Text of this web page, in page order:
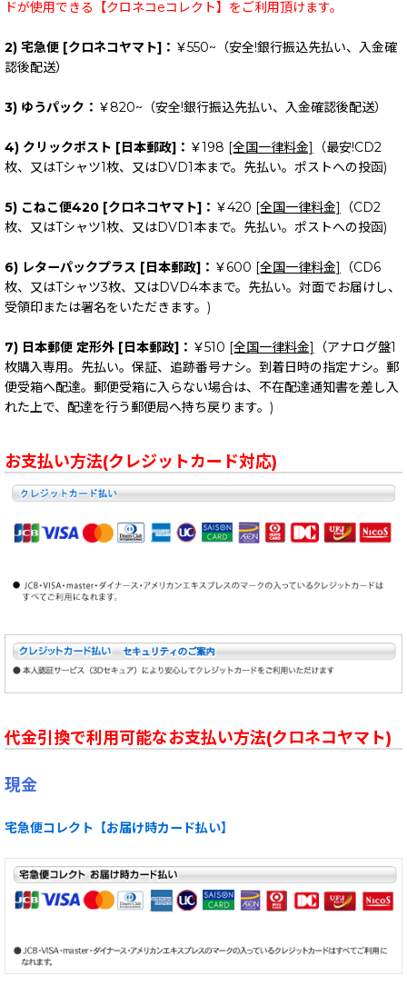
ドが使用できる【クロネコeコレクト】をご利用頂けます。
2) 宅急便 [クロネコヤマト]： ￥550~（安全!銀行振込先払い、入金確
認後配送）
3) ゆうパック： ￥820~（安全!銀行振込先払い、入金確認後配送）
4) クリックポスト [日本郵政]： ￥198 [全国一律料金]
（最安!CD2
枚、又はTシャツ1枚、又はDVD1本まで。先払い。ポストへの投函)
5) こねこ便420 [クロネコヤマト]： ￥420 [全国一律料金]
（CD2
枚、又はTシャツ1枚、又はDVD1本まで。先払い。ポストへの投函)
6) レターパックプラス [日本郵政]： ￥600 [全国一律料金]
（CD6
枚、又はTシャツ3枚、又はDVD4本まで。先払い。対面でお届けし、
受領印または署名をいただきます。)
7) 日本郵便 定形外 [日本郵政]： ￥510 [全国一律料金]
（アナログ盤1
枚購入専用。先払い。保証、追跡番号ナシ。到着日時の指定ナシ。郵
便受箱へ配達。郵便受箱に入らない場合は、不在配達通知書を差し入
れた上で、配達を行う郵便局へ持ち戻ります。)
お支払い方法(クレジットカード対応)
代金引換で利用可能なお支払い方法(クロネコヤマト)
現金
宅急便コレクト【お届け時カード払い】